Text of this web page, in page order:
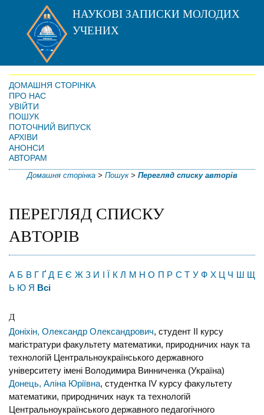
НАУКОВІ ЗАПИСКИ МОЛОДИХ
УЧЕНИХ
ДОМАШНЯ СТОРІНКА
ПРО НАС
УВІЙТИ
ПОШУК
ПОТОЧНИЙ ВИПУСК
АРХІВИ
АНОНСИ
АВТОРАМ
Домашня сторінка> Пошук> Перегляд списку авторів
ПЕРЕГЛЯД СПИСКУ
АВТОРІВ
А Б В Г Ґ Д Е Є Ж З И І Ї К Л М Н О П Р С Т У Ф Х Ц Ч Ш Щ
Ь Ю Я Всі
Д
Доніхін, Олександр Олександрович, студент II курсу
магістратури факультету математики, природничих наук та
технологій Центральноукраїнського державного
університету імені Володимира Винниченка (Україна)
Донець, Аліна Юріївна, студентка IV курсу факультету
математики, природничих наук та технологій
Центральноукраїнського державного педагогічного